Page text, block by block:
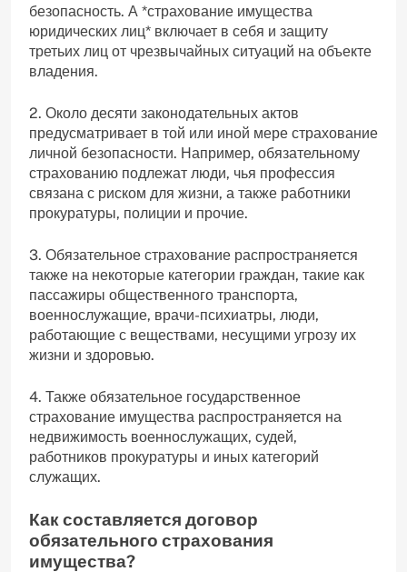
безопасность. А *страхование имущества
юридических лиц* включает в себя и защиту
третьих лиц от чрезвычайных ситуаций на объекте
владения.
2. Около десяти законодательных актов
предусматривает в той или иной мере страхование
личной безопасности. Например, обязательному
страхованию подлежат люди, чья профессия
связана с риском для жизни, а также работники
прокуратуры, полиции и прочие.
3. Обязательное страхование распространяется
также на некоторые категории граждан, такие как
пассажиры общественного транспорта,
военнослужащие, врачи-психиатры, люди,
работающие с веществами, несущими угрозу их
жизни и здоровью.
4. Также обязательное государственное
страхование имущества распространяется на
недвижимость военнослужащих, судей,
работников прокуратуры и иных категорий
служащих.
Как составляется договор
обязательного страхования
имущества?